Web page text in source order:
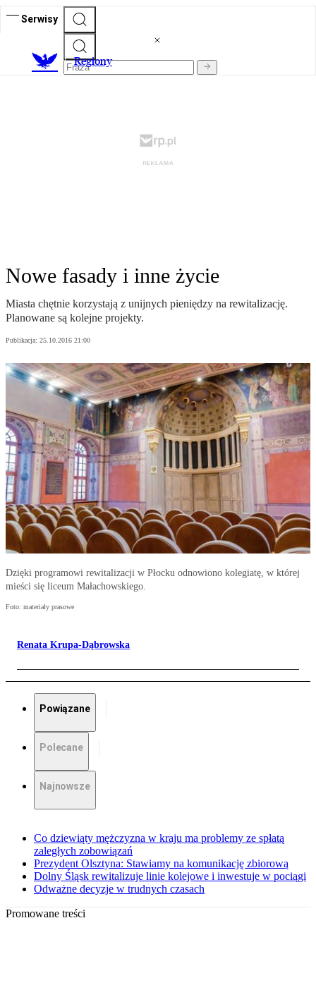
Serwisy
Regiony
Nowe fasady i inne życie
Miasta chętnie korzystają z unijnych pieniędzy na rewitalizację.
Planowane są kolejne projekty.
Publikacja: 25.10.2016 21:00
Dzięki programowi rewitalizacji w Płocku odnowiono kolegiatę, w której
mieści się liceum Małachowskiego.
Foto: materiały prasowe
Renata Krupa-Dąbrowska
Powiązane
Polecane
Najnowsze
Co dziewiąty mężczyzna w kraju ma problemy ze spłatą
zaległych zobowiązań
Prezydent Olsztyna: Stawiamy na komunikację zbiorową
Dolny Śląsk rewitalizuje linie kolejowe i inwestuje w pociągi
Odważne decyzje w trudnych czasach
Promowane treści